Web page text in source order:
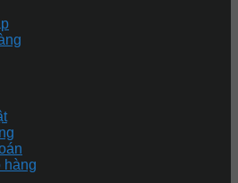
hàng